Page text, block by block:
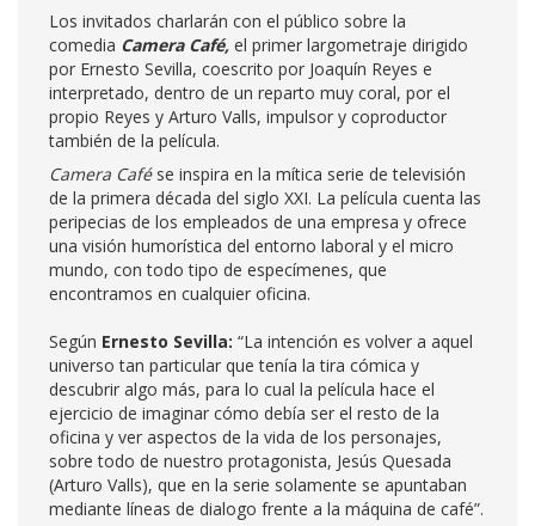
Los invitados charlarán con el público sobre la
comedia Camera Café, el primer largometraje dirigido
por Ernesto Sevilla, coescrito por Joaquín Reyes e
interpretado, dentro de un reparto muy coral, por el
propio Reyes y Arturo Valls, impulsor y coproductor
también de la película.
Camera Cafése inspira en la mítica serie de televisión
de la primera década del siglo XXI. La película cuenta las
peripecias de los empleados de una empresa y ofrece
una visión humorística del entorno laboral y el micro
mundo, con todo tipo de especímenes, que
encontramos en cualquier oficina.
Según Ernesto Sevilla: “La intención es volver a aquel
universo tan particular que tenía la tira cómica y
descubrir algo más, para lo cual la película hace el
ejercicio de imaginar cómo debía ser el resto de la
oficina y ver aspectos de la vida de los personajes,
sobre todo de nuestro protagonista, Jesús Quesada
(Arturo Valls), que en la serie solamente se apuntaban
mediante líneas de dialogo frente a la máquina de café”.